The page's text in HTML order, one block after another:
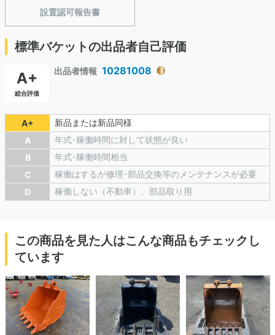
設置認可報告書
標準バケットの出品者自己評価
A+
総合評価
出品者情報 10281008
A+
新品または新品同様
A
年式･稼働時間に対して状態が良い
B
年式･稼働時間相当
C
稼働はするが修理･部品交換等のメンテナンスが必要
D
稼働しない（不動車）、部品取り用
この商品を見た人はこんな商品もチェックし
ています